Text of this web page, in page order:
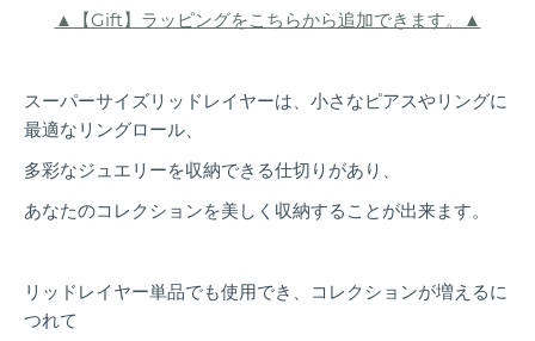
▲【Gift】ラッピングをこちらから追加できます。▲
スーパーサイズリッドレイヤーは、小さなピアスやリングに
最適なリングロール、
多彩なジュエリーを収納できる仕切りがあり、
あなたのコレクションを美しく収納することが出来ます。
リッドレイヤー単品でも使用でき、コレクションが増えるに
つれて